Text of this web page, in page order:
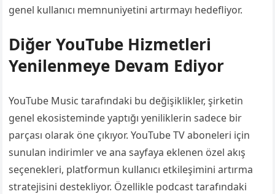
genel kullanıcı memnuniyetini artırmayı hedefliyor.
Diğer YouTube Hizmetleri
Yenilenmeye Devam Ediyor
YouTube Music tarafındaki bu değişiklikler, şirketin
genel ekosisteminde yaptığı yeniliklerin sadece bir
parçası olarak öne çıkıyor. YouTube TV aboneleri için
sunulan indirimler ve ana sayfaya eklenen özel akış
seçenekleri, platformun kullanıcı etkileşimini artırma
stratejisini destekliyor. Özellikle podcast tarafındaki